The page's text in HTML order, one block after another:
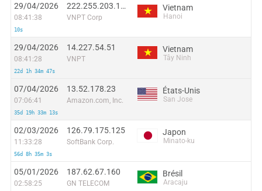
29/04/2026
08:41:38
10s
222.255.203.119
VNPT Corp
Vietnam
Hanoi
29/04/2026
08:41:28
22d 1h 34m 47s
14.227.54.51
VNPT
Vietnam
Tây Ninh
07/04/2026
07:06:41
35d 19h 33m 13s
13.52.178.23
Amazon.com, Inc.
États-Unis
San Jose
02/03/2026
11:33:28
56d 8h 35m 3s
126.79.175.125
SoftBank Corp.
Japon
Minato-ku
05/01/2026
02:58:25
187.62.67.160
GN TELECOM
Brésil
Aracaju